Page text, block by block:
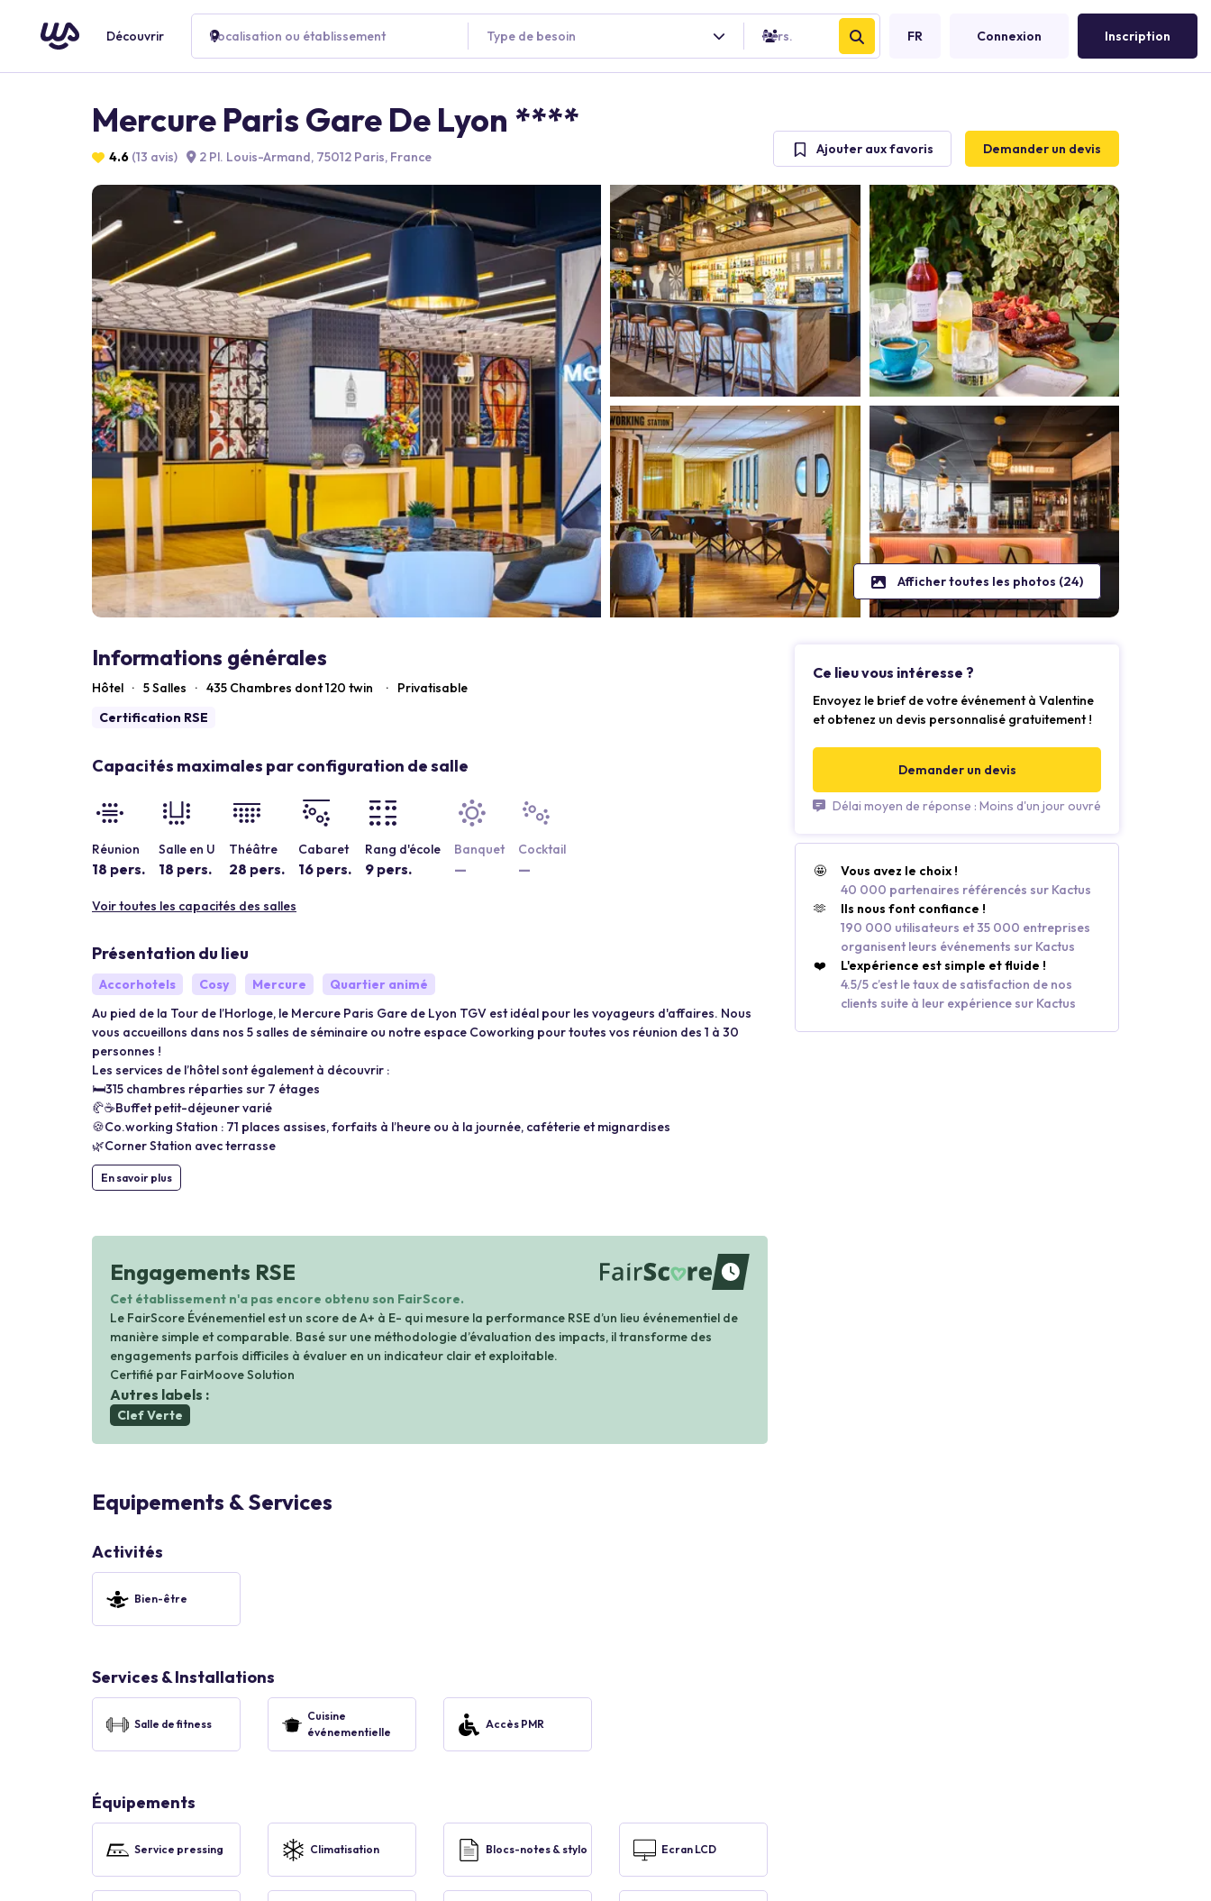
Découvrir Localisation ou établissement Type de besoin Pers. FR Connexion Inscription
Mercure Paris Gare De Lyon ****
4.6 (13 avis) 2 Pl. Louis-Armand, 75012 Paris, France Ajouter aux favoris Demander un devis
Afficher toutes les photos (24)
Informations générales
Hôtel · 5 Salles · 435 Chambres dont 120 twin ·
Privatisable
Certification RSE
Capacités maximales par configuration de salle
Réunion
18 pers.
Salle en U
18 pers.
Théâtre
28 pers.
Cabaret
16 pers.
Rang d'école
9 pers.
Banquet
—
Cocktail
—
Voir toutes les capacités des salles
Présentation du lieu
Accorhotels Cosy Mercure
Quartier animé
Au pied de la Tour de l’Horloge, le Mercure Paris Gare de Lyon TGV est idéal pour les voyageurs d'affaires. Nous
vous accueillons dans nos 5 salles de séminaire ou notre espace Coworking pour toutes vos réunion des 1 à 30
personnes !
Les services de l’hôtel sont également à découvrir :
🛏️315 chambres réparties sur 7 étages
🥐☕Buffet petit-déjeuner varié
🍪Co.working Station : 71 places assises, forfaits à l’heure ou à la journée, caféterie et mignardises
🌿Corner Station avec terrasse
En savoir plus
Engagements RSE
waiting
Cet établissement n'a pas encore obtenu son FairScore.
Le FairScore Événementiel est un score de A+ à E- qui mesure la performance RSE d’un lieu événementiel de
manière simple et comparable. Basé sur une méthodologie d’évaluation des impacts, il transforme des
engagements parfois difficiles à évaluer en un indicateur clair et exploitable.
Certifié par FairMoove Solution
Autres labels :
Clef Verte
Equipements & Services
Activités
Bien-être
Services & Installations
Salle de fitness
Cuisine
événementielle
Accès PMR
Équipements
Service pressing Climatisation Blocs-notes & stylo Ecran LCD
Ce lieu vous intéresse ?
Envoyez le brief de votre événement à Valentine
et obtenez un devis personnalisé gratuitement !
Demander un devis
Délai moyen de réponse : Moins d'un jour ouvré
🤩
Vous avez le choix !
40 000 partenaires référencés sur Kactus
🫶
Ils nous font confiance !
190 000 utilisateurs et 35 000 entreprises
organisent leurs événements sur Kactus
❤️
L'expérience est simple et fluide !
4.5/5 c’est le taux de satisfaction de nos
clients suite à leur expérience sur Kactus